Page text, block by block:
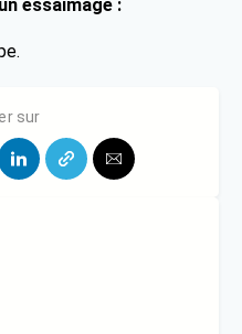
essaimage :
sur